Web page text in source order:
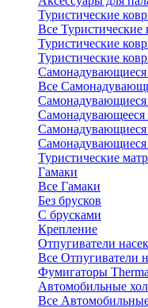
Туристические
Все Туристические
Туристические
Туристические
Все
Самонадувающиеся
Самонадувающиеся
Туристические
Гамаки
Все Гамаки
Без брусков
С брусками
Крепление
Отпугиватели
Все Отпугиватели
Фумигаторы
Автомобильные
Все